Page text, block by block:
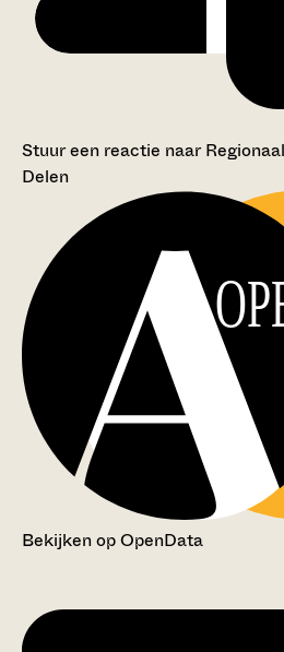
Stuur een reactie naar
Delen
Bekijken op OpenData